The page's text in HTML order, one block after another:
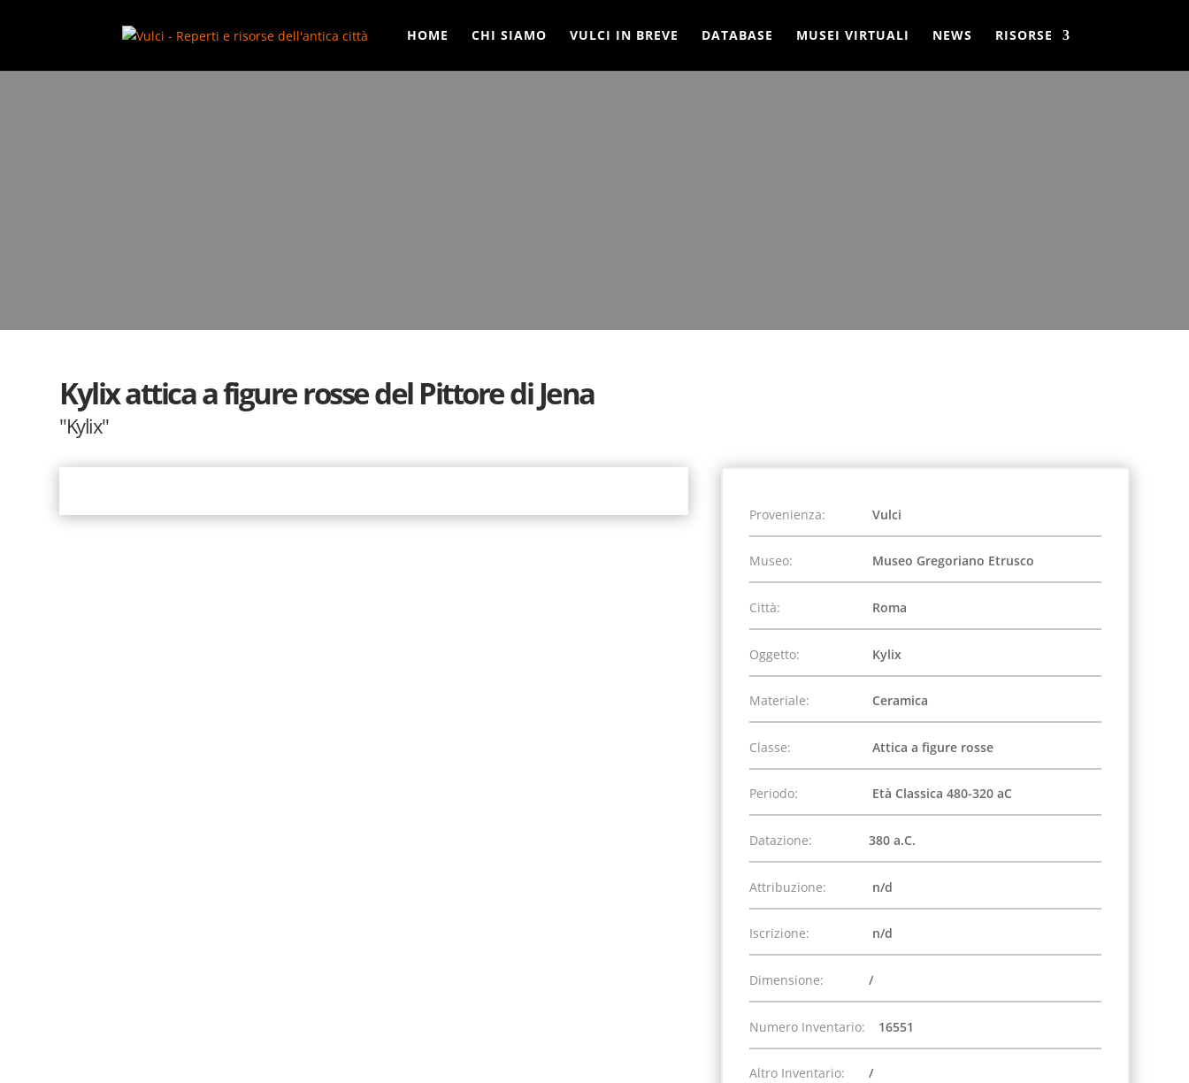
HOME
CHI SIAMO VULCI IN BREVE DATABASE MUSEI VIRTUALI NEWS RISORSE
Kylix attica a figure rosse del Pittore di Jena
"Kylix"
Provenienza: Vulci
Museo: Museo Gregoriano Etrusco
Città: Roma
Oggetto: Kylix
Materiale: Ceramica
Classe: Attica a figure rosse
Periodo: Età Classica 480-320 aC
Datazione: 380 a.C.
Attribuzione: n/d
Iscrizione: n/d
Dimensione: /
Numero Inventario: 16551
Altro Inventario: /